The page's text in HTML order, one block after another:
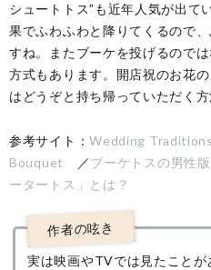
シュートトス”も近年人気が出て
果でふわふわと降りてくるので
すね。またブーケを投げるので
方式もあります。開店祝のお花
はどうぞと持ち帰っていただく方
参考サイト：Wedding
Bouquet
／ブーケトスの男性
ータートス」とは？
実は映画やTVでは見たこと